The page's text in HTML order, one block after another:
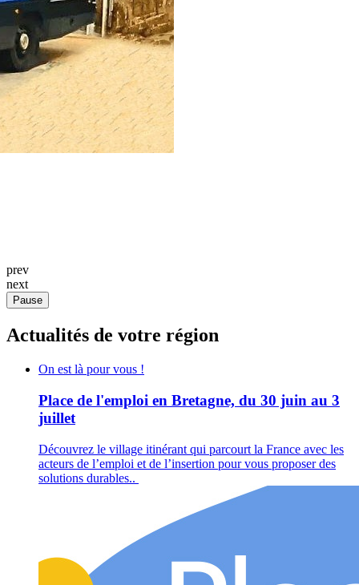
prev
next
Pause
Actualités de votre région
On est là pour vous !
Place de l'emploi en Bretagne, du 30 juin au 3
juillet
Découvrez le village itinérant qui parcourt la France avec les
acteurs de l’emploi et de l’insertion pour vous proposer des
solutions durables..